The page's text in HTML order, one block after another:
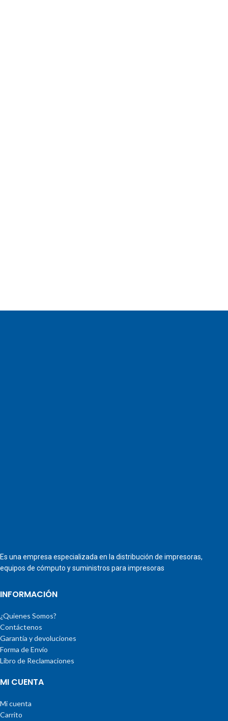
Es una empresa especializada en la distribución de impresoras,
equipos de cómputo y suministros para impresoras
INFORMACIÓN
¿Quienes Somos?
Contáctenos
Garantía y devoluciones
Forma de Envío
Libro de Reclamaciones
MI CUENTA
Mi cuenta
Carrito